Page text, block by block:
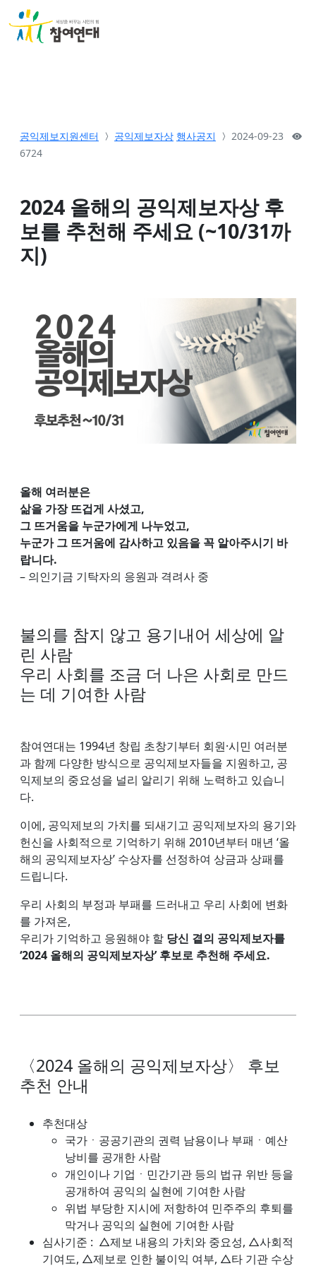
공익제보지원센터 공익제보자상 행사공지
2024-09-23
6724
2024 올해의 공익제보자상 후
보를 추천해 주세요 (~10/31까
지)
올해 여러분은
삶을 가장 뜨겁게 사셨고,
그 뜨거움을 누군가에게 나누었고,
누군가 그 뜨거움에 감사하고 있음을 꼭 알아주시기 바
랍니다.
– 의인기금 기탁자의 응원과 격려사 중
불의를 참지 않고 용기내어 세상에 알
린 사람
우리 사회를 조금 더 나은 사회로 만드
는 데 기여한 사람
참여연대는 1994년 창립 초창기부터 회원·시민 여러분
과 함께 다양한 방식으로 공익제보자들을 지원하고, 공
익제보의 중요성을 널리 알리기 위해 노력하고 있습니
다.
이에, 공익제보의 가치를 되새기고 공익제보자의 용기와
헌신을 사회적으로 기억하기 위해 2010년부터 매년 ‘올
해의 공익제보자상’ 수상자를 선정하여 상금과 상패를
드립니다.
우리 사회의 부정과 부패를 드러내고 우리 사회에 변화
를 가져온,
우리가 기억하고 응원해야 할 당신 곁의 공익제보자를
‘2024 올해의 공익제보자상’ 후보로 추천해 주세요.
〈2024 올해의 공익제보자상〉 후보
추천 안내
추천대상
국가ㆍ공공기관의 권력 남용이나 부패ㆍ예산
낭비를 공개한 사람
개인이나 기업ㆍ민간기관 등의 법규 위반 등을
공개하여 공익의 실현에 기여한 사람
위법 부당한 지시에 저항하여 민주주의 후퇴를
막거나 공익의 실현에 기여한 사람
심사기준 : △제보 내용의 가치와 중요성, △사회적
기여도, △제보로 인한 불이익 여부, △타 기관 수상